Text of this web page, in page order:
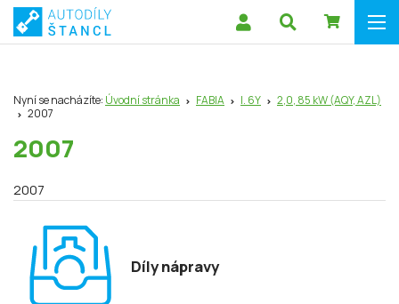
Nyní se nacházíte: Úvodní stránka FABIA I. 6Y
2,0, 85 kW (AQY, AZL)
2007
2007
2007
Díly nápravy